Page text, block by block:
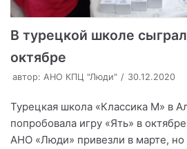
В турецкой школе
октябре
автор: АНО КПЦ "Люди" 30.12.2020
Турецкая школа «Классика М» в
попробовала игру «Ять» в
АНО «Люди» привезли в марте,